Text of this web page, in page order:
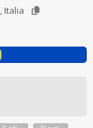
Italia